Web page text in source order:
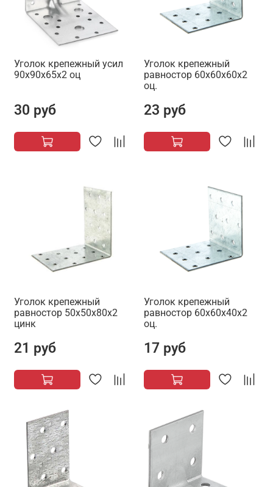
Уголок крепежный усил
90х90х65х2 оц
30 руб
Уголок крепежный
равностор 60х60х60х2
оц.
23 руб
Уголок крепежный
равностор 50х50х80х2
цинк
21 руб
Уголок крепежный
равностор 60х60х40х2
оц.
17 руб